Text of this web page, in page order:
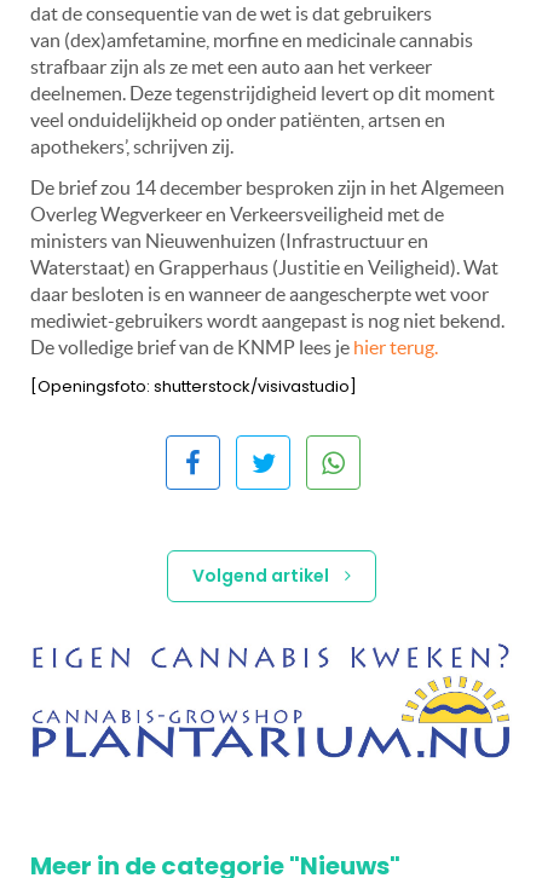
dat de consequentie van de wet is dat gebruikers
van (dex)amfetamine, morfine en medicinale cannabis
strafbaar zijn als ze met een auto aan het verkeer
deelnemen. Deze tegenstrijdigheid levert op dit moment
veel onduidelijkheid op onder patiënten, artsen en
apothekers’, schrijven zij.
De brief zou 14 december besproken zijn in het Algemeen
Overleg Wegverkeer en Verkeersveiligheid met de
ministers van Nieuwenhuizen (Infrastructuur en
Waterstaat) en Grapperhaus (Justitie en Veiligheid). Wat
daar besloten is en wanneer de aangescherpte wet voor
mediwiet-gebruikers wordt aangepast is nog niet bekend.
De volledige brief van de KNMP lees je hier terug.
[Openingsfoto: shutterstock/visivastudio]
Volgend artikel
Meer in de categorie "Nieuws"